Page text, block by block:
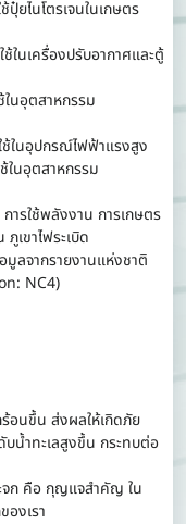
นโตรเจนในเกษตร
เครื่องปรับอากาศและตู้
อุตสาหกรรม
อุปกรณ์ไฟฟ้าแรงสูง
อุตสาหกรรม
รใช้พลังงาน การเกษตร
เขาไฟระเบิด
มูลจากรายงานแห่งชาติ
NC4)
ขึ้น ส่งผลให้เกิดภัย
น้ำทะเลสูงขึ้น กระทบต่อ
จก คือ กุญแจสำคัญ ใน
งเรา